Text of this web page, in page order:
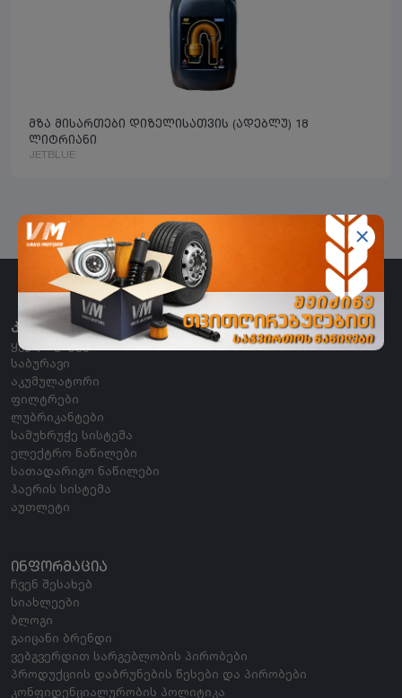
მზა მისართები დიზელისათვის (ადებლუ) 18
ლიტრიანი
JETBLUE
ᲙᲐᲢᲔᲒᲝᲠᲘᲔᲑᲘ
ყველა კატეგორია
საბურავი
აკუმულატორი
ფილტრები
ლუბრიკანტები
სამუხრუჭე სისტემა
ელექტრო ნაწილები
სათადარიგო ნაწილები
ჰაერის სისტემა
აუთლეტი
ᲘᲜᲤᲝᲠᲛᲐᲪᲘᲐ
ჩვენ შესახებ
სიახლეები
ბლოგი
გაიცანი ბრენდი
ვებგვერდით სარგებლობის პირობები
პროდუქციის დაბრუნების წესები და პირობები
კონფიდენციალურობის პოლიტიკა